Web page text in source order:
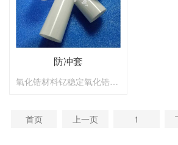
防冲套
氧化锆材料钇稳定氧化锆、镁稳定氧化锆和铈稳定氧化锆。氧化锆陶瓷通常有较高的机械强度和断裂韧性、都具有较好的耐腐蚀性。
首页 上一页 1